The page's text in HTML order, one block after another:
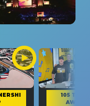
105 TAKE
AWAY